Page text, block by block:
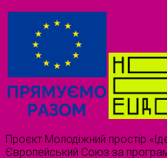
Проєкт Молодіжний простір
Європейський Союз за